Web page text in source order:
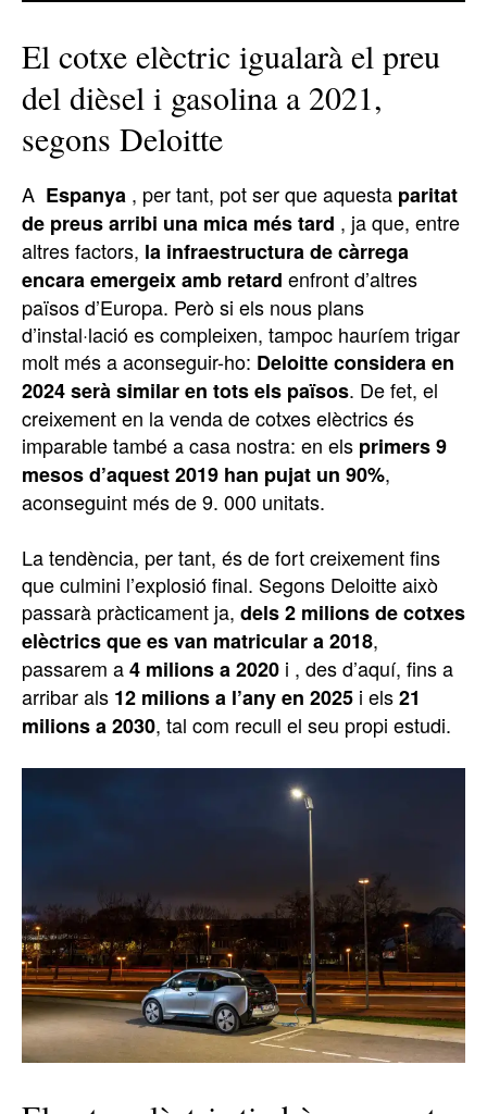
El cotxe elèctric igualarà el preu
del dièsel i gasolina a 2021,
segons Deloitte
A Espanya , per tant, pot ser que aquesta paritat
de preus arribi una mica més tard , ja que, entre
altres factors, la infraestructura de càrrega
encara emergeix amb retard enfront d’altres
països d’Europa. Però si els nous plans
d’instal·lació es compleixen, tampoc hauríem trigar
molt més a aconseguir-ho: Deloitte considera en
2024 serà similar en tots els països. De fet, el
creixement en la venda de cotxes elèctrics és
imparable també a casa nostra: en els primers 9
mesos d’aquest 2019 han pujat un 90%,
aconseguint més de 9. 000 unitats.
La tendència, per tant, és de fort creixement fins
que culmini l’explosió final. Segons Deloitte això
passarà pràcticament ja, dels 2 milions de cotxes
elèctrics que es van matricular a 2018,
passarem a4 milions a 2020 i , des d’aquí, fins a
arribar als 12 milions a l’any en 2025 i els21
milions a 2030, tal com recull el seu propi estudi.